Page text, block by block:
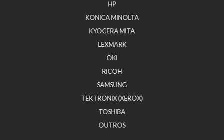
HP
KONICA MINOLTA
KYOCERA MITA
LEXMARK
OKI
RICOH
SAMSUNG
TEKTRONIX (XEROX)
TOSHIBA
OUTROS